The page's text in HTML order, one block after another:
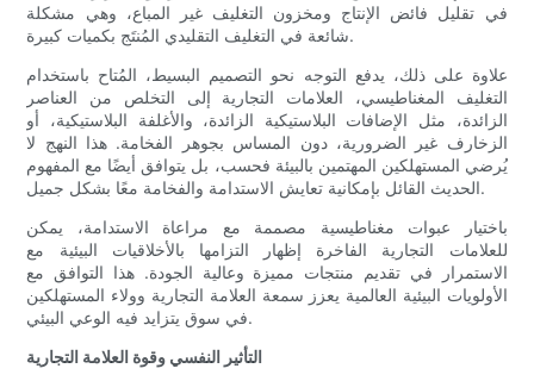
في تقليل فائض الإنتاج ومخزون التغليف غير المباع، وهي مشكلة
شائعة في التغليف التقليدي المُنتَج بكميات كبيرة.
علاوة على ذلك، يدفع التوجه نحو التصميم البسيط، المُتاح باستخدام
التغليف المغناطيسي، العلامات التجارية إلى التخلص من العناصر
الزائدة، مثل الإضافات البلاستيكية الزائدة، والأغلفة البلاستيكية، أو
الزخارف غير الضرورية، دون المساس بجوهر الفخامة. هذا النهج لا
يُرضي المستهلكين المهتمين بالبيئة فحسب، بل يتوافق أيضًا مع المفهوم
الحديث القائل بإمكانية تعايش الاستدامة والفخامة معًا بشكل جميل.
باختيار عبوات مغناطيسية مصممة مع مراعاة الاستدامة، يمكن
للعلامات التجارية الفاخرة إظهار التزامها بالأخلاقيات البيئية مع
الاستمرار في تقديم منتجات مميزة وعالية الجودة. هذا التوافق مع
الأولويات البيئية العالمية يعزز سمعة العلامة التجارية وولاء المستهلكين
في سوق يتزايد فيه الوعي البيئي.
التأثير النفسي وقوة العلامة التجارية